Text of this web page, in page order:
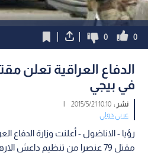
0
0
في بيجي
نشر :10:10 2015/5/21
|
عربي دولي
رؤيا - الاناضول - أعلنت وزارة الدفاع
مقتل 79 عنصرا من تنظيم داعش